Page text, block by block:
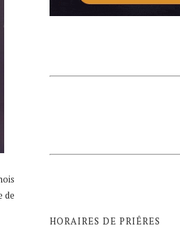
de
HORAIRES DE PRIÊRES